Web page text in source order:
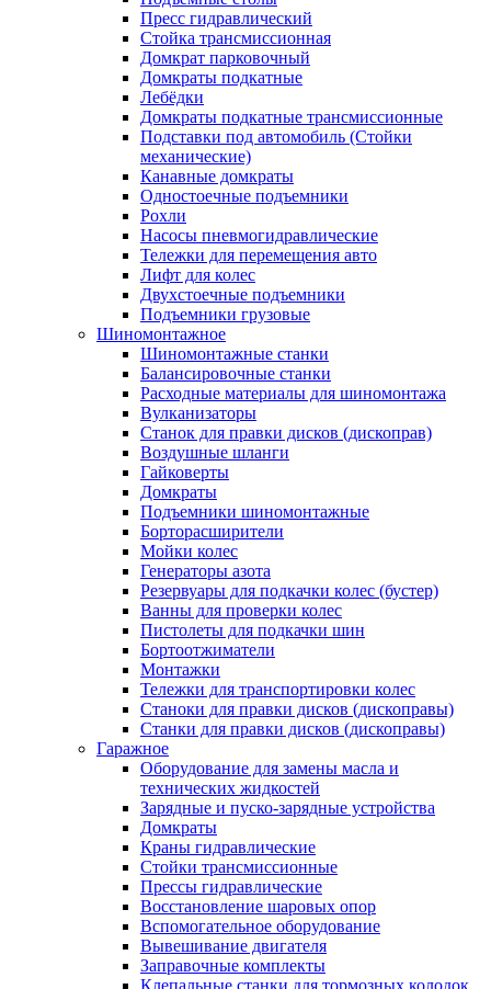
Пресс гидравлический
Стойка трансмиссионная
Домкрат парковочный
Домкраты подкатные
Лебёдки
Домкраты подкатные трансмиссионные
Подставки под автомобиль (Стойки
механические)
Канавные домкраты
Одностоечные подъемники
Рохли
Насосы пневмогидравлические
Тележки для перемещения авто
Лифт для колес
Двухстоечные подъемники
Подъемники грузовые
Шиномонтажное
Шиномонтажные станки
Балансировочные станки
Расходные материалы для шиномонтажа
Вулканизаторы
Станок для правки дисков (дископрав)
Воздушные шланги
Гайковерты
Домкраты
Подъемники шиномонтажные
Борторасширители
Мойки колес
Генераторы азота
Резервуары для подкачки колес (бустер)
Ванны для проверки колес
Пистолеты для подкачки шин
Бортоотжиматели
Монтажки
Тележки для транспортировки колес
Станоки для правки дисков (дископравы)
Станки для правки дисков (дископравы)
Гаражное
Оборудование для замены масла и
технических жидкостей
Зарядные и пуско-зарядные устройства
Домкраты
Краны гидравлические
Стойки трансмиссионные
Прессы гидравлические
Восстановление шаровых опор
Вспомогательное оборудование
Вывешивание двигателя
Заправочные комплекты
Клепальные станки для тормозных колодок